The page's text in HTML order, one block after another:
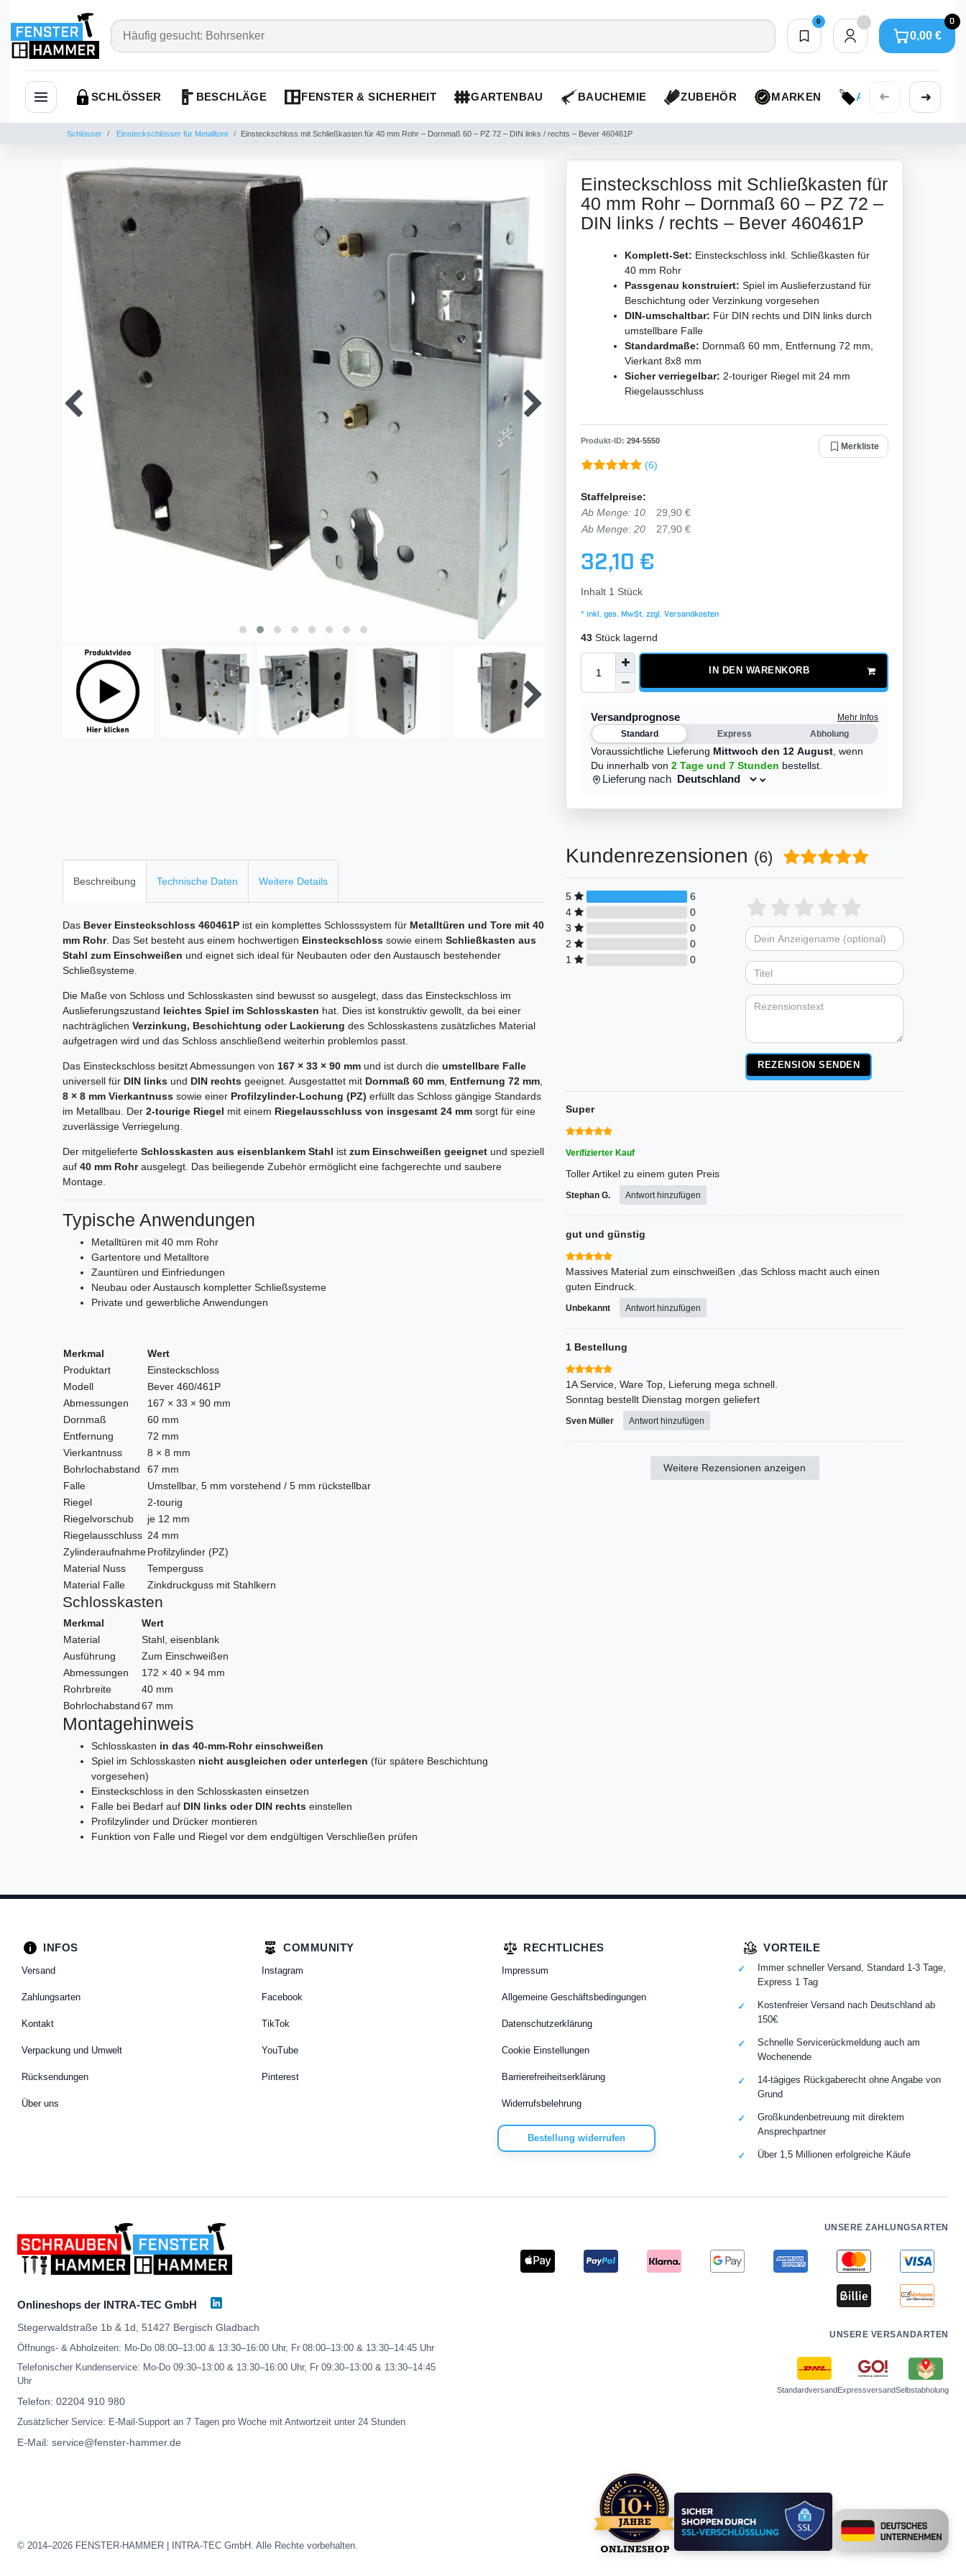
0
Merkliste
0
0,00 €
0,00 €
Navigation öffnen
SCHLÖSSER BESCHLÄGE FENSTER & SICHERHEIT GARTENBAU BAUCHEMIE ZUBEHÖR MARKEN AKTIONEN
➜ ➜
Schlösser Einsteckschlösser für Metalltore Einsteckschloss mit Schließkasten für 40 mm Rohr – Dornmaß 60 – PZ 72 – DIN links / rechts – Bever 460461P
Einsteckschloss mit Schließkasten für
40 mm Rohr – Dornmaß 60 – PZ 72 –
DIN links / rechts – Bever 460461P
Komplett-Set: Einsteckschloss inkl. Schließkasten für
40 mm Rohr
Passgenau konstruiert: Spiel im Auslieferzustand für
Beschichtung oder Verzinkung vorgesehen
DIN-umschaltbar: Für DIN rechts und DIN links durch
umstellbare Falle
Standardmaße: Dornmaß 60 mm, Entfernung 72 mm,
Vierkant 8x8 mm
Sicher verriegelbar: 2-touriger Riegel mit 24 mm
Riegelausschluss
Produkt-ID: 294-5550
Merkliste
(6)
Staffelpreise:
Ab Menge: 10
29,90 €
Ab Menge: 20
27,90 €
32,10 €
Inhalt 1 Stück
* inkl. ges. MwSt. zzgl. Versandkosten
43 Stück lagernd
IN DEN WARENKORB
Versandprognose
Mehr Infos
Standard
Express Abholung
Voraussichtliche Lieferung Mittwoch den 12 August, wenn
Du innerhalb von 2 Tage und 7 Stunden bestellst.
Lieferung nach
Beschreibung Technische Daten Weitere Details
Das Bever Einsteckschloss 460461P ist ein komplettes Schlosssystem für Metalltüren und Tore mit 40
mm Rohr. Das Set besteht aus einem hochwertigen Einsteckschloss sowie einem Schließkasten aus
Stahl zum Einschweißen und eignet sich ideal für Neubauten oder den Austausch bestehender
Schließsysteme.
Die Maße von Schloss und Schlosskasten sind bewusst so ausgelegt, dass das Einsteckschloss im
Auslieferungszustand leichtes Spiel im Schlosskasten hat. Dies ist konstruktiv gewollt, da bei einer
nachträglichen Verzinkung, Beschichtung oder Lackierung des Schlosskastens zusätzliches Material
aufgetragen wird und das Schloss anschließend weiterhin problemlos passt.
Das Einsteckschloss besitzt Abmessungen von 167 × 33 × 90 mm und ist durch die umstellbare Falle
universell für DIN links und DIN rechts geeignet. Ausgestattet mit Dornmaß 60 mm Entfernung 72 mm
8 × 8 mm Vierkantnuss sowie einer Profilzylinder-Lochung (PZ) erfüllt das Schloss gängige Standards
im Metallbau. Der 2-tourige Riegel mit einem Riegelausschluss von insgesamt 24 mm sorgt für eine
zuverlässige Verriegelung.
Der mitgelieferte Schlosskasten aus eisenblankem Stahl ist zum Einschweißen geeignet und speziell
auf 40 mm Rohrausgelegt. Das beiliegende Zubehör ermöglicht eine fachgerechte und saubere
Montage.
Typische Anwendungen
Metalltüren mit 40 mm Rohr
Gartentore und Metalltore
Zauntüren und Einfriedungen
Neubau oder Austausch kompletter Schließsysteme
Private und gewerbliche Anwendungen
Merkmal
Wert
Produktart
Einsteckschloss
Modell
Bever 460/461P
Abmessungen
167 × 33 × 90 mm
Dornmaß
60 mm
Entfernung
72 mm
Vierkantnuss
8 × 8 mm
Bohrlochabstand
67 mm
Falle
Umstellbar, 5 mm vorstehend / 5 mm rückstellbar
Riegel
2-tourig
Riegelvorschub
je 12 mm
Riegelausschluss 24 mm
ZylinderaufnahmeProfilzylinder (PZ)
Material Nuss
Temperguss
Material Falle
Zinkdruckguss mit Stahlkern
Schlosskasten
Merkmal
Wert
Material
Stahl, eisenblank
Ausführung
Zum Einschweißen
Abmessungen
172 × 40 × 94 mm
Rohrbreite
40 mm
Bohrlochabstand67 mm
Montagehinweis
Schlosskasten in das 40-mm-Rohr einschweißen
Spiel im Schlosskasten nicht ausgleichen oder unterlegen (für spätere Beschichtung
vorgesehen)
Einsteckschloss in den Schlosskasten einsetzen
Falle bei Bedarf auf DIN links oder DIN rechts einstellen
Profilzylinder und Drücker montieren
Funktion von Falle und Riegel vor dem endgültigen Verschließen prüfen
Kundenrezensionen (6)
5
6
4
0
3
0
2
0
1
0
Bewertungssterne
von
5
4
von
5
3
von
5
2
von
5
1
von
5
Bewertungssternen
Anzeigename
(optional)
REZENSION SENDEN
Super
Verifizierter Kauf
Toller Artikel zu einem guten Preis
Stephan G. Antwort hinzufügen
gut und günstig
Massives Material zum einschweißen ,das Schloss macht auch einen
guten Eindruck.
Unbekannt Antwort hinzufügen
1 Bestellung
1A Service, Ware Top, Lieferung mega schnell.
Sonntag bestellt Dienstag morgen geliefert
Sven Müller Antwort hinzufügen
Weitere Rezensionen anzeigen
INFOS
Versand
Zahlungsarten
Kontakt
Verpackung und Umwelt
Rücksendungen
Über uns
COMMUNITY
Instagram
Facebook
TikTok
YouTube
Pinterest
RECHTLICHES
Impressum
Allgemeine Geschäftsbedingungen
Datenschutzerklärung
Cookie Einstellungen
Barrierefreiheitserklärung
Widerrufsbelehrung
Bestellung widerrufen
VORTEILE
Immer schneller Versand, Standard 1-3 Tage,
Express 1 Tag
Kostenfreier Versand nach Deutschland ab
150€
Schnelle Servicerückmeldung auch am
Wochenende
14-tägiges Rückgaberecht ohne Angabe von
Grund
Großkundenbetreuung mit direktem
Ansprechpartner
Über 1,5 Millionen erfolgreiche Käufe
Onlineshops der INTRA-TEC GmbH
Stegerwaldstraße 1b & 1d, 51427 Bergisch Gladbach
Öffnungs- & Abholzeiten: Mo-Do 08:00–13:00 & 13:30–16:00 Uhr, Fr 08:00–13:00 & 13:30–14:45 Uhr
Telefonischer Kundenservice: Mo-Do 09:30–13:00 & 13:30–16:00 Uhr, Fr 09:30–13:00 & 13:30–14:45
Uhr
Telefon: 02204 910 980
Zusätzlicher Service: E-Mail-Support an 7 Tagen pro Woche mit Antwortzeit unter 24 Stunden
E-Mail: service@fenster-hammer.de
UNSERE ZAHLUNGSARTEN
UNSERE VERSANDARTEN
StandardversandExpressversandSelbstabholung
© 2014–2026 FENSTER-HAMMER | INTRA-TEC GmbH. Alle Rechte vorbehalten.